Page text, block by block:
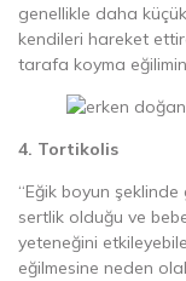
genellikle daha
kendileri hareket
tarafa koyma
4. Tortikolis
“Eğik boyun şeklinde
sertlik olduğu ve
yeteneğini
eğilmesine neden